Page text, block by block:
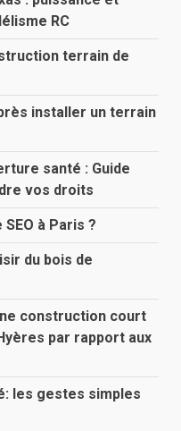
RC
terrain de
installer un terrain
santé : Guide
vos droits
à Paris ?
du bois de
construction court
par rapport aux
les gestes simples